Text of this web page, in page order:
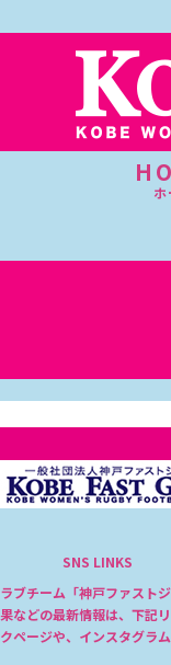
ホ
SNS LINKS
ブチーム「神戸ファスト
などの最新情報は、下記
ページや、インスタグラ